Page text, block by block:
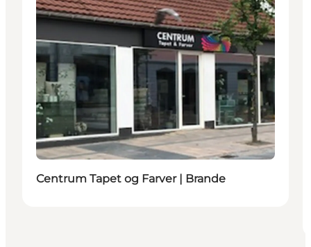
Centrum Tapet og Farver | Brande